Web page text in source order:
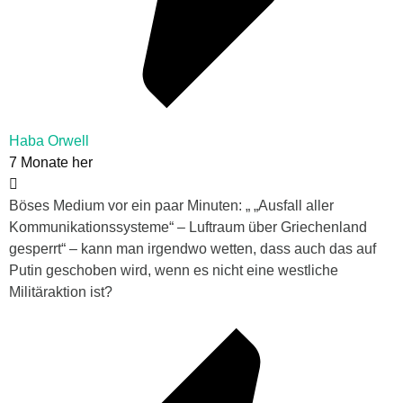
Haba Orwell
7 Monate her
Böses Medium vor ein paar Minuten: „ „Ausfall aller
Kommunikationssysteme“ – Luftraum über Griechenland
gesperrt“ – kann man irgendwo wetten, dass auch das auf
Putin geschoben wird, wenn es nicht eine westliche
Militäraktion ist?